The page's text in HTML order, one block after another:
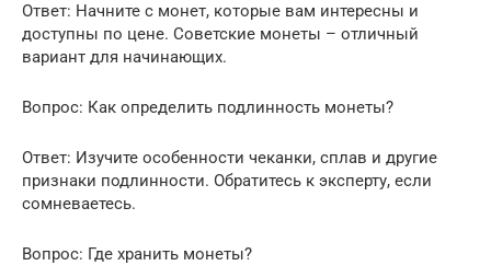
Ответ: Начните с монет, которые вам интересны и
доступны по цене. Советские монеты – отличный
вариант для начинающих.
Вопрос: Как определить подлинность монеты?
Ответ: Изучите особенности чеканки, сплав и другие
признаки подлинности. Обратитесь к эксперту, если
сомневаетесь.
Вопрос: Где хранить монеты?